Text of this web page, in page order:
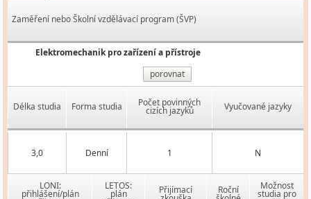
Zaměření nebo Školní vzdělávací program (ŠVP)
Elektromechanik pro zařízení a přístroje
porovnat
Délka studia Forma studia Počet povinných
cizích jazyků Vyučované jazyky
3,0 Denní 1 N
LONI:
přihlášení/plán
LETOS:
plán Přijímací Roční Možnost
studia pro